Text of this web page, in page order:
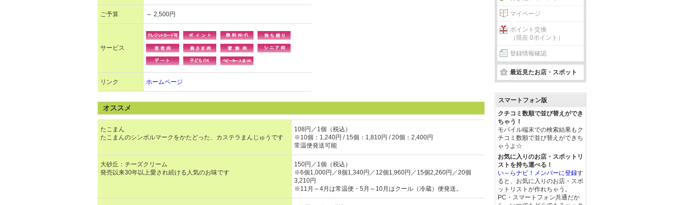
ご予算 ～ 2,500円
サービス
リンク ホームページ
オススメ
たこまん
たこまんのシンボルマークをかたどった、カステラまんじゅうです
108円／1個（税込）
※10個：1,240円 / 15個：1,810円 / 20個：2,400円
常温便発送可能
大砂丘：チーズクリーム
発売以来30年以上愛され続ける人気のお味です
150円／1個（税込）
※6個1,000円／8個1,340円／12個1,960円／15個2,260円／20個
3,210円
※11月～4月は常温便・5月～10月はクール（冷蔵）便発送。
マイページ
ポイント交換
（現在 0ポイント）
登録情報確認
最近見たお店・スポット
スマートフォン版
クチコミ数順で並び替えができ
ちゃう！
モバイル端末での検索結果もク
チコミ数順で並び替えができち
ゃうよ☆
お気に入りのお店・スポットリ
ストを持ち運べる！
い～らナビ！メンバーに登録す
ると、お気に入りのお店・スポ
ットリストが作れちゃう。
PC・スマートフォン共通だか